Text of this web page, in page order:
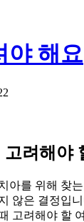
야 해요
려해야
아를 위해 찾
않은 결정입
고려해야 할